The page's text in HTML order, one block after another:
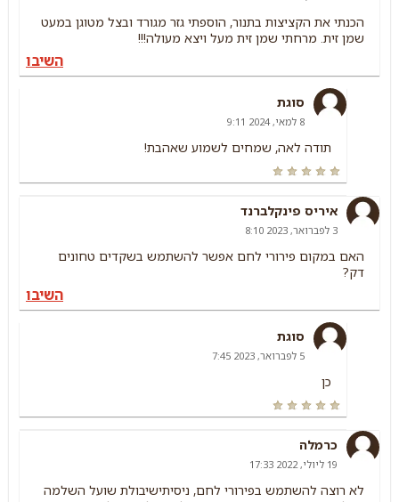
הכנתי את הקציצות בתנור, הוספתי גזר מגורד ובצל מטוגן במעט
שמן זית. מרחתי שמן זית מעל ויצא מעולה!!!
השיבו
סוגת
8 למאי, 2024 9:11
תודה לאה, שמחים לשמוע שאהבת!
איריס פינקלברנד
3 לפברואר, 2023 8:10
האם במקום פירורי לחם אפשר להשתמש בשקדים טחונים
דק?
השיבו
סוגת
5 לפברואר, 2023 7:45
כן
כרמלה
19 ליולי, 2022 17:33
לא רוצה להשתמש בפירורי לחם, ניסיתישיבולת שועל השלמה